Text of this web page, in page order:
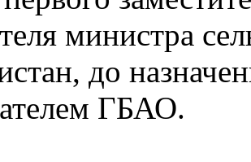
министра
до
ГБАО.